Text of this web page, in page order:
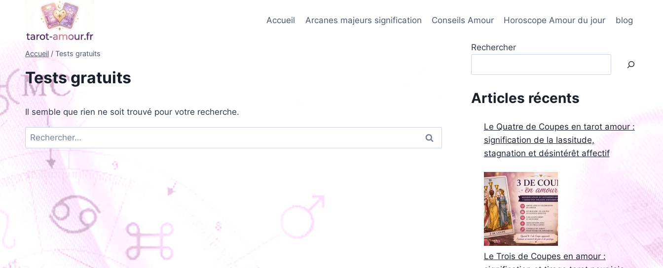
contenu
Accueil Arcanes majeurs signification Conseils Amour Horoscope Amour du jour blog
Accueil / Tests gratuits
Tests gratuits
Il semble que rien ne soit trouvé pour votre recherche.
Rechercher :
Rechercher
Articles récents
Le Quatre de Coupes en tarot amour :
signification de la lassitude,
stagnation et désintérêt affectif
Le Trois de Coupes en amour :